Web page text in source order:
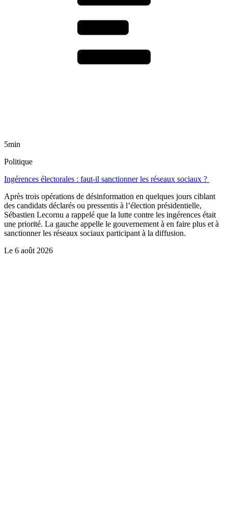
5min
Politique
Ingérences électorales : faut-il sanctionner les réseaux sociaux ?
Après trois opérations de désinformation en quelques jours ciblant
des candidats déclarés ou pressentis à l’élection présidentielle,
Sébastien Lecornu a rappelé que la lutte contre les ingérences était
une priorité. La gauche appelle le gouvernement à en faire plus et à
sanctionner les réseaux sociaux participant à la diffusion.
Le 6 août 2026